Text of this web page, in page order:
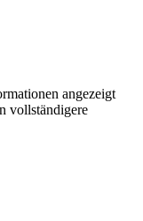
angezeigt
vollständigere